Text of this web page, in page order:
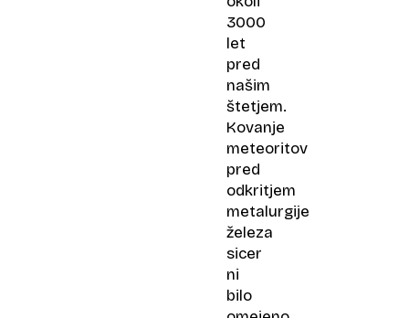
3000
let
pred
našim
štetjem.
Kovanje
meteoritov
pred
odkritjem
metalurgije
železa
sicer
ni
bilo